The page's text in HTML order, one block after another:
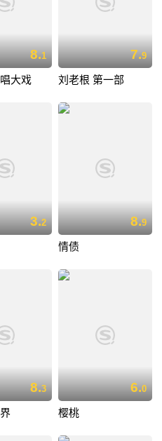
8.1
大戏
7.9
刘老根 第一部
3.2 8.9
情债
8.3 6.0
樱桃